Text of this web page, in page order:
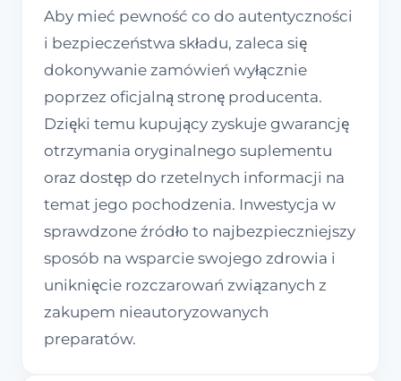
Aby mieć pewność co do autentyczności
i bezpieczeństwa składu, zaleca się
dokonywanie zamówień wyłącznie
poprzez oficjalną stronę producenta.
Dzięki temu kupujący zyskuje gwarancję
otrzymania oryginalnego suplementu
oraz dostęp do rzetelnych informacji na
temat jego pochodzenia. Inwestycja w
sprawdzone źródło to najbezpieczniejszy
sposób na wsparcie swojego zdrowia i
uniknięcie rozczarowań związanych z
zakupem nieautoryzowanych
preparatów.